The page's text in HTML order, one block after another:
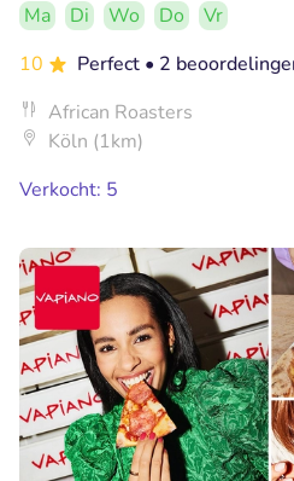
Ma Di Wo Do
Vr
10
Perfect • 2
African Roasters
Köln (1km)
Verkocht: 5